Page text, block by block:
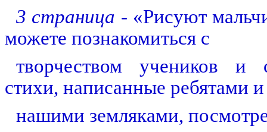
3 страница - «Рисуют
можете познакомиться с
творчеством учеников и
стихи, написанные ребятами и
нашими земляками,